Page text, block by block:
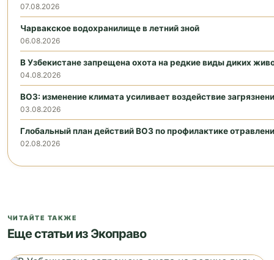
07.08.2026
Чарвакское водохранилище в летний зной
06.08.2026
В Узбекистане запрещена охота на редкие виды диких
04.08.2026
ВОЗ: изменение климата усиливает воздействие
03.08.2026
Глобальный план действий ВОЗ по профилактике
02.08.2026
ЧИТАЙТЕ ТАКЖЕ
Еще статьи из Экоправо